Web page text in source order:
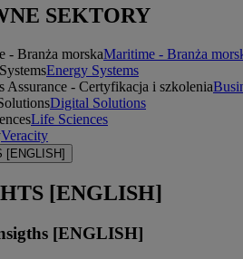
SEKTORY
Maritime - Branża
Energy Systems
Digital Solutions
Life Sciences
Veracity
[ENGLISH]
[ENGLISH]
[ENGLISH]